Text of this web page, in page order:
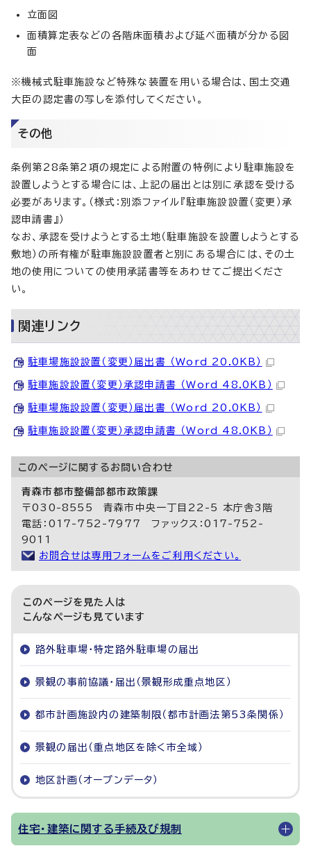
立面図
面積算定表などの各階床面積および延べ面積が分かる図
面
※機械式駐車施設など特殊な装置を用いる場合は、国土交通
大臣の認定書の写しを添付してください。
その他
条例第28条第2項の規定による附置の特例により駐車施設を
設置しようとする場合には、上記の届出とは別に承認を受ける
必要があります。（様式：別添ファイル『駐車施設設置（変更）承
認申請書』）
なお、承認を受けようとする土地（駐車施設を設置しようとする
敷地）の所有権が駐車施設設置者と別にある場合には、その土
地の使用についての使用承諾書等をあわせてご提出くださ
い。
関連リンク
駐車場施設設置（変更）届出書 （Word 20.0KB）
駐車施設設置（変更）承認申請書 （Word 48.0KB）
駐車場施設設置（変更）届出書 （Word 20.0KB）
駐車施設設置（変更）承認申請書 （Word 48.0KB）
このページに関する お問い合わせ
青森市都市整備部都市政策課
〒030-8555 青森市中央一丁目22-5 本庁舎3階
電話：017-752-7977 ファックス：017-752-
9011
お問合せは専用フォームをご利用ください。
このページを見た人は
こんなページも見ています
路外駐車場・特定路外駐車場の届出
景観の事前協議・届出（景観形成重点地区）
都市計画施設内の建築制限（都市計画法第53条関係）
景観の届出（重点地区を除く市全域）
地区計画（オープンデータ）
住宅・建築に関する手続及び規制